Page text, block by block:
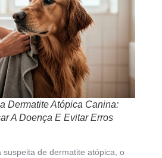
Dermatite Atópica Canina:
A Doença E Evitar Erros
suspeita de dermatite atópica, o